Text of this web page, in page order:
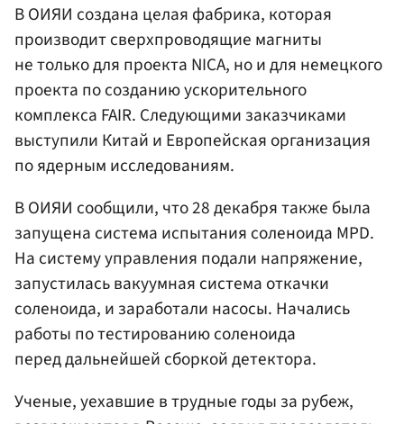
В ОИЯИ создана целая фабрика, которая
производит сверхпроводящие магниты
не только для проекта NICA, но и для немецкого
проекта по созданию ускорительного
комплекса FAIR. Следующими заказчиками
выступили Китай и Европейская организация
по ядерным исследованиям.
В ОИЯИ сообщили, что 28 декабря также была
запущена система испытания соленоида MPD.
На систему управления подали напряжение,
запустилась вакуумная система откачки
соленоида, и заработали насосы. Начались
работы по тестированию соленоида
перед дальнейшей сборкой детектора.
Ученые, уехавшие в трудные годы за рубеж,